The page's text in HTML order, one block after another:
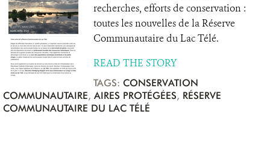
recherches, efforts de conservation :
toutes les nouvelles de la Réserve
Communautaire du Lac Télé.
READ THE STORY
TAGS: CONSERVATION
COMMUNAUTAIRE, AIRES PROTÉGÉES, RÉSERVE
COMMUNAUTAIRE DU LAC TÉLÉ